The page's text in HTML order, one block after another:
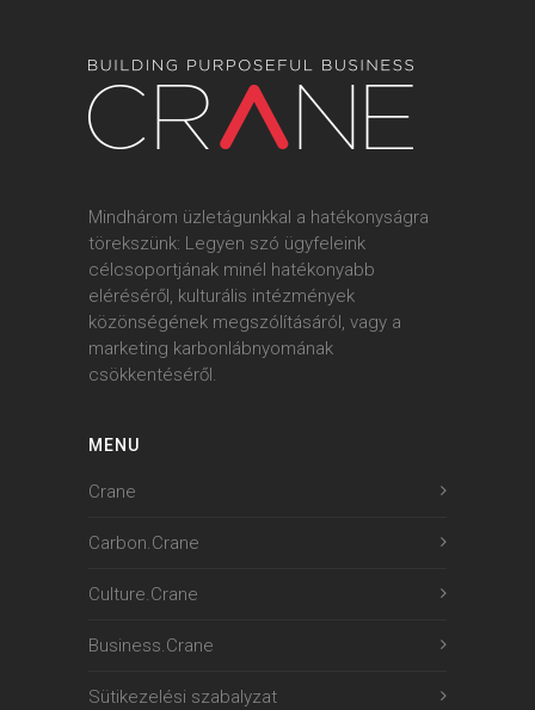
Mindhárom üzletágunkkal a hatékonyságra
törekszünk: Legyen szó ügyfeleink
célcsoportjának minél hatékonyabb
eléréséről, kulturális intézmények
közönségének megszólításáról, vagy a
marketing karbonlábnyomának
csökkentéséről.
MENU
Crane
Carbon.Crane
Culture.Crane
Business.Crane
Sütikezelési szabalyzat